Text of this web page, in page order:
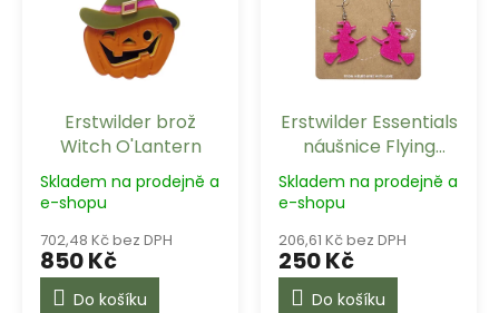
Erstwilder brož
Witch O'Lantern
Skladem na prodejně a
e-shopu
702,48 Kč bez DPH
850 Kč
Do košíku
Erstwilder Essentials
náušnice Flying
Witch - Pink
Skladem na prodejně a
e-shopu
206,61 Kč bez DPH
250 Kč
Do košíku